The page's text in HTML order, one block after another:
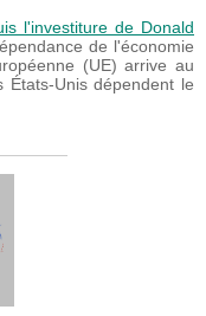
l'investiture de Donald
de l'économie
(UE) arrive au
Unis dépendent le